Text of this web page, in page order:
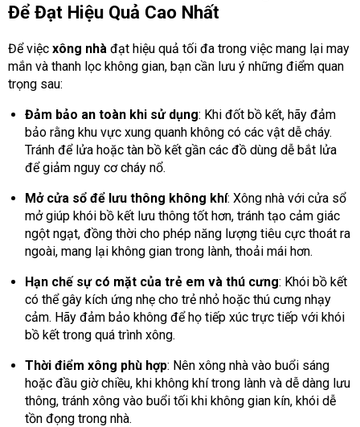
Để Đạt Hiệu Quả Cao Nhất
Để việc xông nhà đạt hiệu quả tối đa trong việc mang lại may
mắn và thanh lọc không gian, bạn cần lưu ý những điểm quan
trọng sau:
Đảm bảo an toàn khi sử dụng: Khi đốt bồ kết, hãy đảm
bảo rằng khu vực xung quanh không có các vật dễ cháy.
Tránh để lửa hoặc tàn bồ kết gần các đồ dùng dễ bắt lửa
để giảm nguy cơ cháy nổ.
Mở cửa sổ để lưu thông không khí: Xông nhà với cửa sổ
mở giúp khói bồ kết lưu thông tốt hơn, tránh tạo cảm giác
ngột ngạt, đồng thời cho phép năng lượng tiêu cực thoát ra
ngoài, mang lại không gian trong lành, thoải mái hơn.
Hạn chế sự có mặt của trẻ em và thú cưng: Khói bồ kết
có thể gây kích ứng nhẹ cho trẻ nhỏ hoặc thú cưng nhạy
cảm. Hãy đảm bảo không để họ tiếp xúc trực tiếp với khói
bồ kết trong quá trình xông.
Thời điểm xông phù hợp: Nên xông nhà vào buổi sáng
hoặc đầu giờ chiều, khi không khí trong lành và dễ dàng lưu
thông, tránh xông vào buổi tối khi không gian kín, khói dễ
tồn đọng trong nhà.